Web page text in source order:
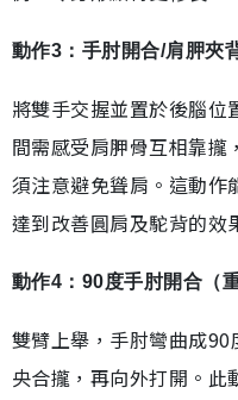
動作3：手肘開合/肩胛夾
將雙手交握並置於後腦位
間需感受肩胛骨互相靠
須注意避免聳肩。這動作
達到改善圓肩及駝背的效
動作4：90度手肘開合（
雙臂上舉，手肘彎曲成
央合攏，再向外打開。此